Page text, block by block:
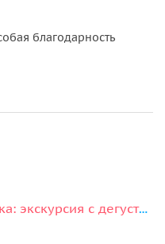
благодарность
Вкус Александровского сырка: экскурсия с дегустацией